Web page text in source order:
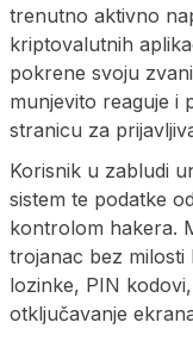
trenutno aktivno
kriptovalutnih
pokrene svoju
munjevito reaguje i
stranicu za
Korisnik u zabludi
sistem te podatke
kontrolom hakera.
trojanac bez milosti
lozinke, PIN
otključavanje